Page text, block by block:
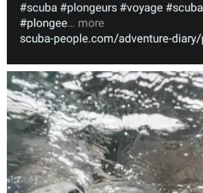
Nov 5
scuba_people_magazine